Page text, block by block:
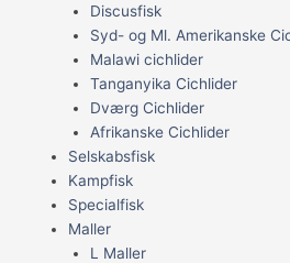
Discusfisk
Syd- og Ml. Amerikanske
Malawi cichlider
Tanganyika Cichlider
Dværg Cichlider
Afrikanske Cichlider
Selskabsfisk
Kampfisk
Specialfisk
Maller
L Maller